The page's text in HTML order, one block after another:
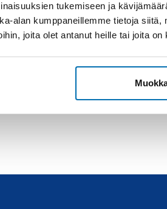
tukemiseen ja
alan kumppaneillemme tietoja
joita olet antanut heille tai joita
Sähköpostilla